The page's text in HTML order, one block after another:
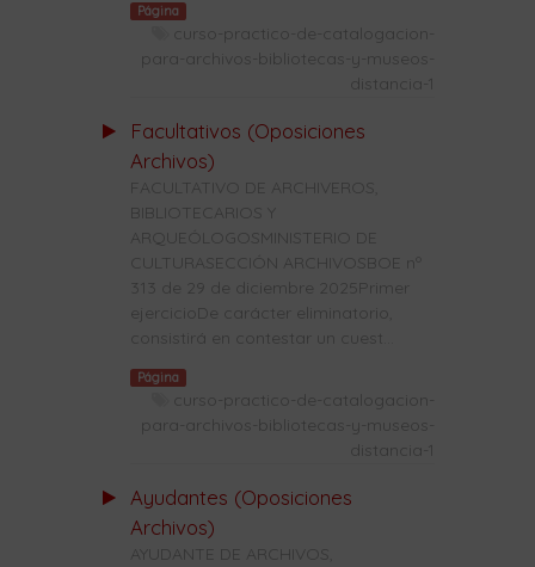
Página
curso-practico-de-catalogacion-
para-archivos-bibliotecas-y-museos-
distancia-1
Facultativos (Oposiciones
Archivos)
FACULTATIVO DE ARCHIVEROS,
BIBLIOTECARIOS Y
ARQUEÓLOGOSMINISTERIO DE
CULTURASECCIÓN ARCHIVOSBOE nº
313 de 29 de diciembre 2025Primer
ejercicioDe carácter eliminatorio,
consistirá en contestar un cuest...
Página
curso-practico-de-catalogacion-
para-archivos-bibliotecas-y-museos-
distancia-1
Ayudantes (Oposiciones
Archivos)
AYUDANTE DE ARCHIVOS,